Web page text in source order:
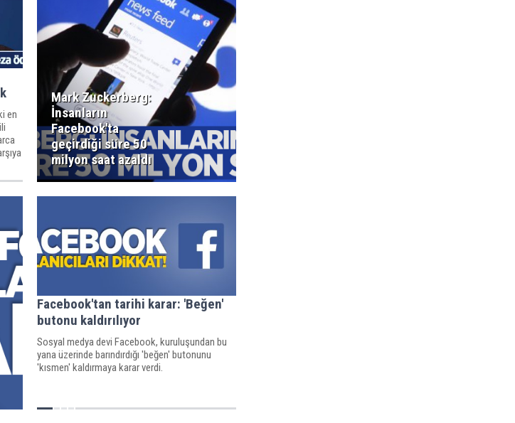
en
Mark Zuckerberg:
İnsanların
Facebook'ta
geçirdiği süre 50
milyon saat azaldı
Facebook'tan tarihi karar: 'Beğen'
butonu kaldırılıyor
Sosyal medya devi Facebook, kuruluşundan bu
yana üzerinde barındırdığı 'beğen' butonunu
'kısmen' kaldırmaya karar verdi.